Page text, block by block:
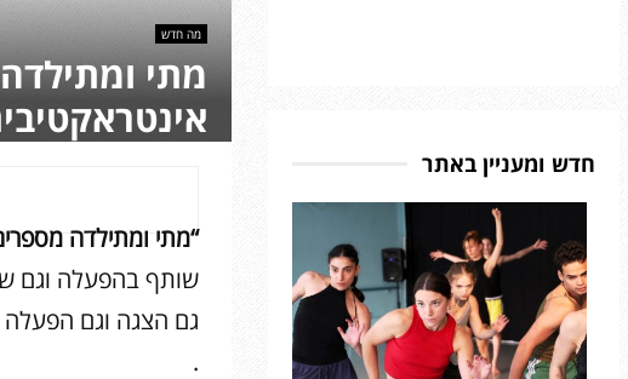
מה חדש
מתי
“מתי ומתילדה
שותף בהפעלה וגם
גם הצגה וגם הפעלה
.
חדש ומעניין באתר